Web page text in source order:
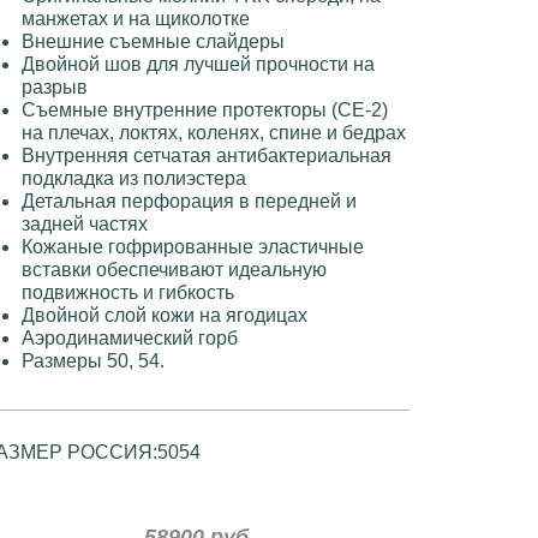
манжетах и ​​на щиколотке
Внешние съемные слайдеры
Двойной шов для лучшей прочности на
разрыв
Съемные внутренние протекторы (CE-2)
на плечах, локтях, коленях, спине и бедрах
Внутренняя сетчатая антибактериальная
подкладка из полиэстера
Детальная перфорация в передней и
задней частях
Кожаные гофрированные эластичные
вставки обеспечивают идеальную
подвижность и гибкость
Двойной слой кожи на ягодицах
Аэродинамический горб
Размеры 50, 54.
РОССИЯ:5054